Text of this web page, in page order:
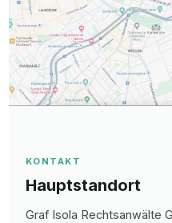
KONTAKT
Hauptstandort
Graf Isola Rechtsanwälte